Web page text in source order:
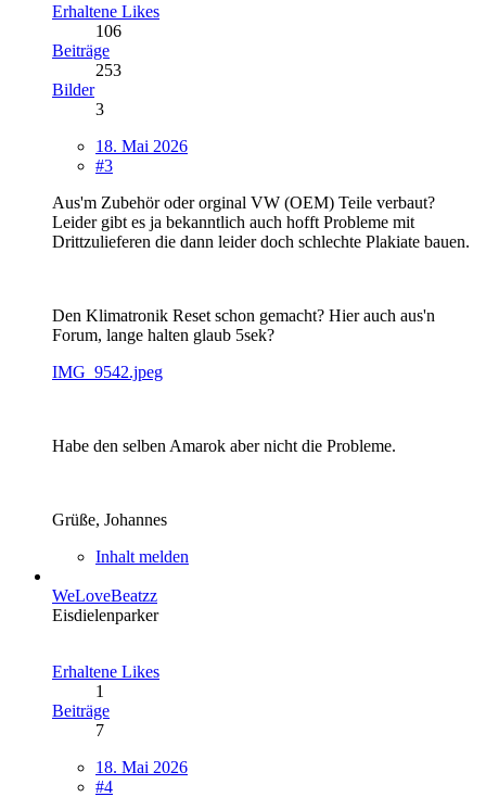
Erhaltene Likes
106
Beiträge
253
Bilder
3
18. Mai 2026
#3
Aus'm Zubehör oder orginal VW (OEM) Teile verbaut?
Leider gibt es ja bekanntlich auch hofft Probleme mit
Drittzulieferen die dann leider doch schlechte Plakiate bauen.
Den Klimatronik Reset schon gemacht? Hier auch aus'n
Forum, lange halten glaub 5sek?
IMG_9542.jpeg
Habe den selben Amarok aber nicht die Probleme.
Grüße, Johannes
Inhalt melden
WeLoveBeatzz
Eisdielenparker
Erhaltene Likes
1
Beiträge
7
18. Mai 2026
#4